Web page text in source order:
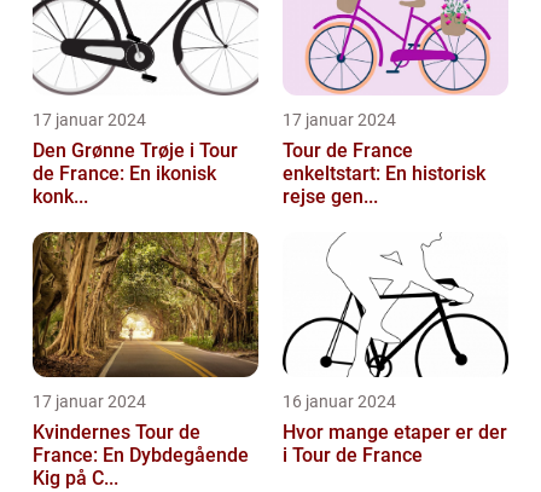
17 januar 2024
Den Grønne Trøje i Tour
de France: En ikonisk
konk...
17 januar 2024
Tour de France
enkeltstart: En historisk
rejse gen...
17 januar 2024
Kvindernes Tour de
France: En Dybdegående
Kig på C...
16 januar 2024
Hvor mange etaper er der
i Tour de France